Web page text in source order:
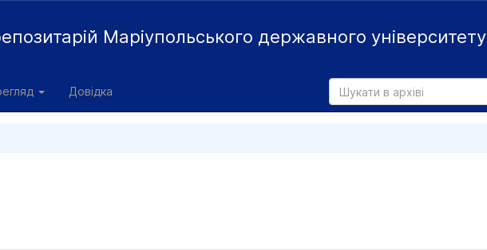
Маріупольського державного університету
Довідка